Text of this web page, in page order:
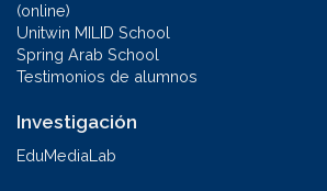
(online)
Unitwin MILID School
Spring Arab School
Testimonios de alumnos
Investigación
EduMediaLab